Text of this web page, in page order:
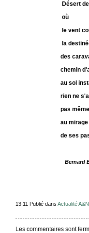
Désert de
où
le vent
la
des
chemin
au sol
rien ne
pas même le
au mirage
de ses
Bernard
13:11 Publié dans Actualité A&N
Les commentaires sont